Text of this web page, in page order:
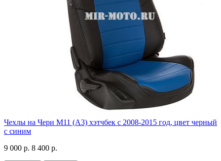
Чехлы на Чери М11 (А3) хэтчбек с 2008-2015 год, цвет черный
с синим
9 000 р. 8 400 р.